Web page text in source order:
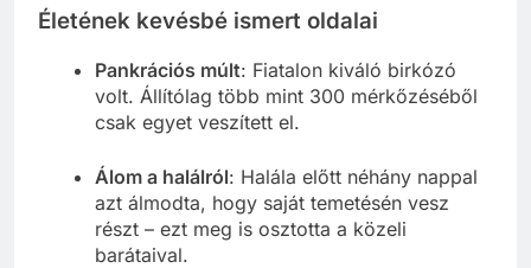
Életének kevésbé ismert oldalai
Pankrációs múlt: Fiatalon kiváló birkózó
volt. Állítólag több mint 300 mérkőzéséből
csak egyet veszített el.
Álom a halálról: Halála előtt néhány nappal
azt álmodta, hogy saját temetésén vesz
részt – ezt meg is osztotta a közeli
barátaival.